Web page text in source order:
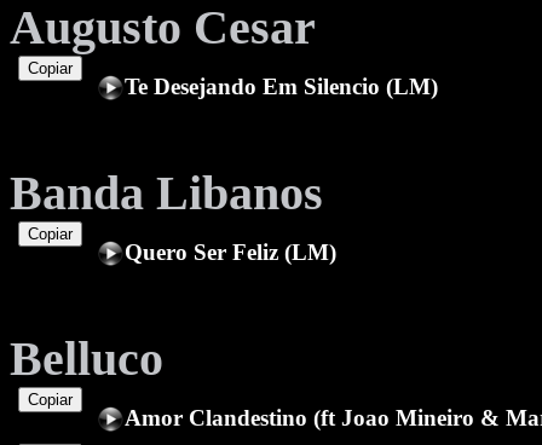
Augusto Cesar
Te Desejando Em Silencio (LM)
Copiar
Banda Libanos
Quero Ser Feliz (LM)
Copiar
Belluco
Amor Clandestino (ft Joao Mineiro &
Copiar